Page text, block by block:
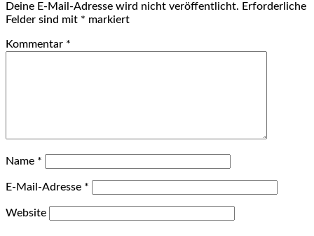
Deine E-Mail-Adresse wird nicht veröffentlicht. Erforderliche
Felder sind mit * markiert
Kommentar *
Name *
E-Mail-Adresse *
Website